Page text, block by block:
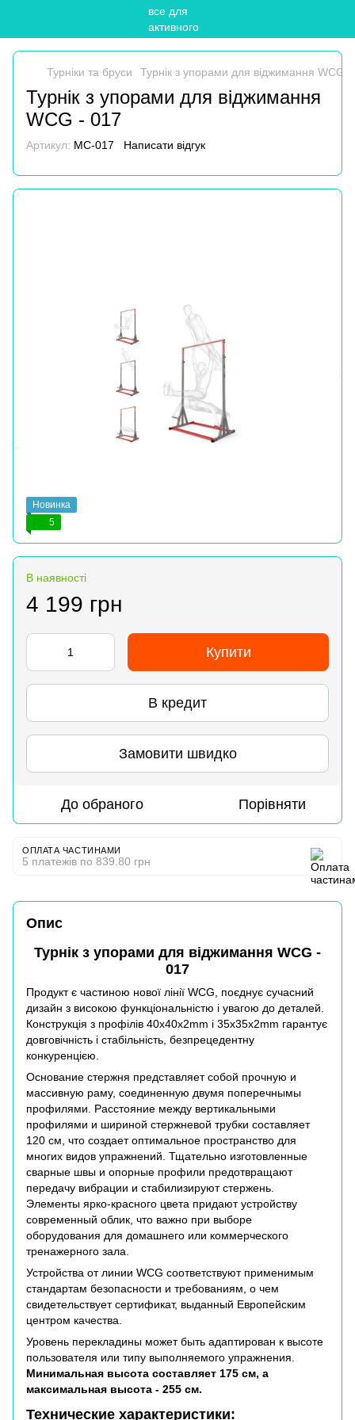
Турніки та бруси Турнік з упорами для віджимання WCG
Турнік з упорами для віджимання
WCG - 017
Артикул: MC-017 Написати відгук
Новинка
5
В наявності
4 199 грн
Купити
В кредит
Замовити швидко
До обраного Порівняти
ОПЛАТА ЧАСТИНАМИ
5 платежів по 839.80 грн
Опис
Турнік з упорами для віджимання WCG -
017
Продукт є частиною нової лінії WCG, поєднує сучасний
дизайн з високою функціональністю і увагою до деталей.
Конструкція з профілів 40x40x2mm і 35x35x2mm гарантує
довговічність і стабільність, безпрецедентну
конкуренцією.
Основание стержня представляет собой прочную и
массивную раму, соединенную двумя поперечнымы
профилями. Расстояние между вертикальными
профилями и шириной стержневой трубки составляет
120 см, что создает оптимальное пространство для
многих видов упражнений. Тщательно изготовленные
сварные швы и опорные профили предотвращают
передачу вибрации и стабилизируют стержень.
Элементы ярко-красного цвета придают устройству
современный облик, что важно при выборе
оборудования для домашнего или коммерческого
тренажерного зала.
Устройства от линии WCG соответствуют применимым
стандартам безопасности и требованиям, о чем
свидетельствует сертификат, выданный Европейским
центром качества.
Уровень перекладины может быть адаптирован к высоте
пользователя или типу выполняемого упражнения.
Минимальная высота составляет 175 см, а
максимальная высота - 255 см.
Технические характеристики: